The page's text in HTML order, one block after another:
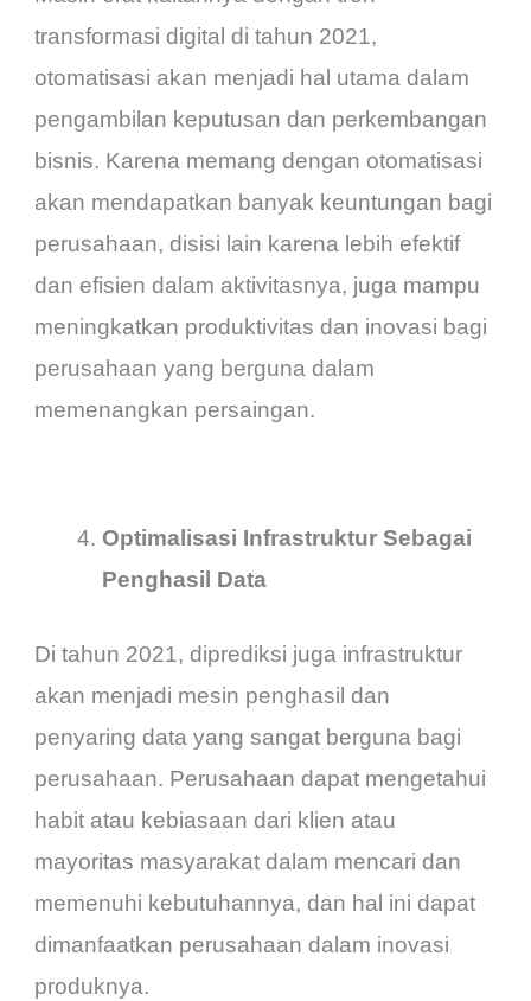
transformasi digital di tahun 2021,
otomatisasi akan menjadi hal utama dalam
pengambilan keputusan dan perkembangan
bisnis. Karena memang dengan otomatisasi
akan mendapatkan banyak keuntungan bagi
perusahaan, disisi lain karena lebih efektif
dan efisien dalam aktivitasnya, juga mampu
meningkatkan produktivitas dan inovasi bagi
perusahaan yang berguna dalam
memenangkan persaingan.
Optimalisasi Infrastruktur Sebagai
Penghasil Data
Di tahun 2021, diprediksi juga infrastruktur
akan menjadi mesin penghasil dan
penyaring data yang sangat berguna bagi
perusahaan. Perusahaan dapat mengetahui
habit atau kebiasaan dari klien atau
mayoritas masyarakat dalam mencari dan
memenuhi kebutuhannya, dan hal ini dapat
dimanfaatkan perusahaan dalam inovasi
produknya.